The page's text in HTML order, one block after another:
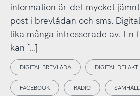
information är det mycket
post i brevlådan och sms.
lika många intresserade av. En
kan […]
DIGITAL BREVLÅDA DIGITAL
FACEBOOK RADIO